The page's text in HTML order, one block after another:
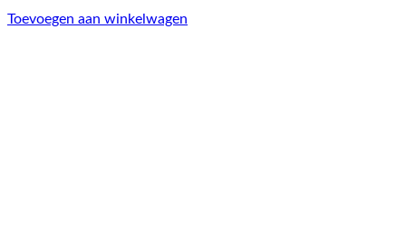
Toevoegen aan winkelwagen